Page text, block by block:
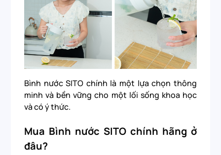
Bình nước SITO chính là một lựa chọn thông
minh và bền vững cho một lối sống khoa học
và có ý thức.
Mua Bình nước SITO chính hãng ở
đâu?